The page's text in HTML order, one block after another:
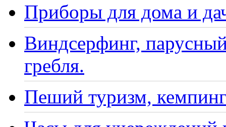
Приборы для дома и
Виндсерфинг,
гребля.
Пеший туризм,